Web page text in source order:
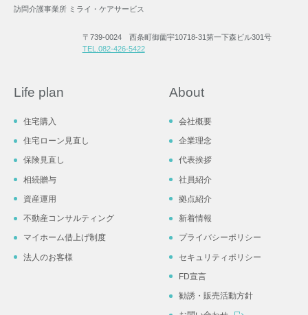
訪問介護事業所 ミライ・ケアサービス
〒739-0024 西条町御薗宇10718-31第一下森ビル301号
TEL.082-426-5422
Life plan
住宅購入
住宅ローン見直し
保険見直し
相続贈与
資産運用
不動産コンサルティング
マイホーム借上げ制度
法人のお客様
About
会社概要
企業理念
代表挨拶
社員紹介
拠点紹介
新着情報
プライバシーポリシー
セキュリティポリシー
FD宣言
勧誘・販売活動方針